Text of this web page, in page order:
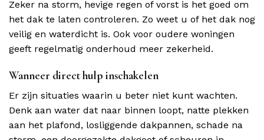
Zeker na storm, hevige regen of vorst is het goed om
het dak te laten controleren. Zo weet u of het dak nog
veilig en waterdicht is. Ook voor oudere woningen
geeft regelmatig onderhoud meer zekerheid.
Wanneer direct hulp inschakelen
Er zijn situaties waarin u beter niet kunt wachten.
Denk aan water dat naar binnen loopt, natte plekken
aan het plafond, losliggende dakpannen, schade na